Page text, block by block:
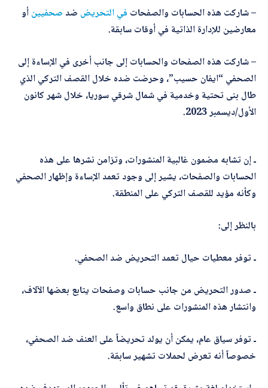
أرسل
– شاركت هذه الحسابات والصفحات في التحريض ضد صحفيينأو
معارضين للإدارة الذاتية في أوقات سابقة.
– شاركت هذه الصفحات والحسابات إلى جانب أخرى في الإساءة إلى
الصحفي “ايفان حسيب”، وحرضت ضده خلال القصف التركي الذي
طال بنى تحتية وخدمية في شمال شرقي سوريا، خلال شهر كانون
الأول/ديسمبر 2023.
ـ إن تشابه مضمون غالبية المنشورات، وتزامن نشرها على هذه
الحسابات والصفحات، يشير إلى وجود تعمد الإساءة وإظهار الصحفي
وكأنه مؤيد للقصف التركي على المنطقة.
بالنظر إلى:
ـ توفر معطيات حيال تعمد التحريض ضد الصحفي.
ـ صدور التحريض من جانب حسابات وصفحات يتابع بعضها الآلاف،
وانتشار هذه المنشورات على نطاق واسع.
ـ توفر سياق عام، يمكن أن يولد تحريضاً على العنف ضد الصحفي،
خصوصاً أنه تعرض لحملات تشهير سابقة.